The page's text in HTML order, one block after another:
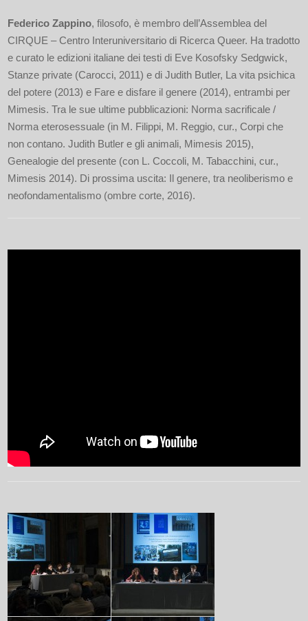
Federico Zappino, filosofo, è membro dell’Assemblea del
CIRQUE – Centro Interuniversitario di Ricerca Queer. Ha tradotto
e curato le edizioni italiane dei testi di Eve Kosofsky Sedgwick,
Stanze private (Carocci, 2011) e di Judith Butler, La vita psichica
del potere (2013) e Fare e disfare il genere (2014), entrambi per
Mimesis. Tra le sue ultime pubblicazioni: Norma sacrificale /
Norma eterosessuale (in M. Filippi, M. Reggio, cur., Corpi che
non contano. Judith Butler e gli animali, Mimesis 2015),
Genealogie del presente (con L. Coccoli, M. Tabacchini, cur.,
Mimesis 2014). Di prossima uscita: Il genere, tra neoliberismo e
neofondamentalismo (ombre corte, 2016).